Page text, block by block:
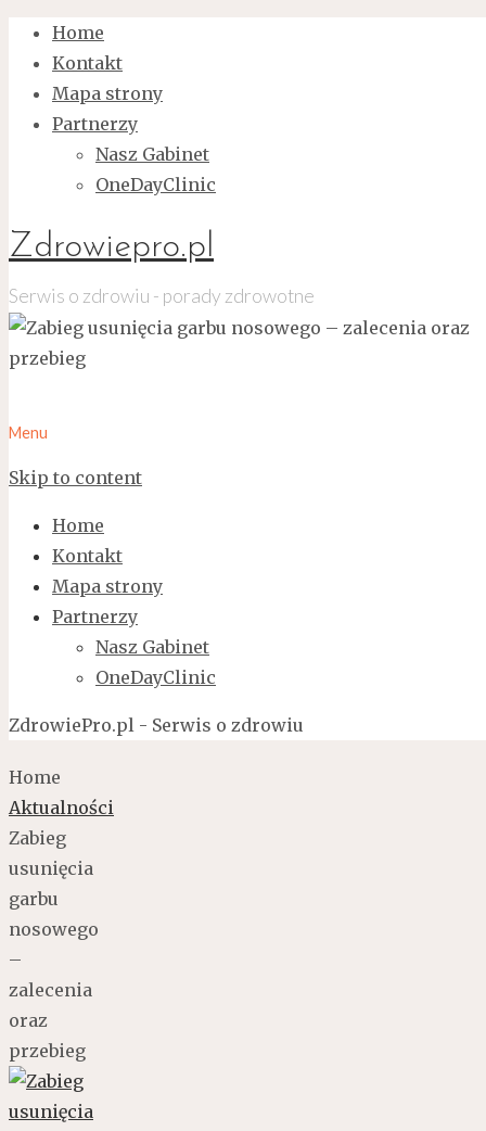
Home
Kontakt
Mapa strony
Partnerzy
Nasz Gabinet
OneDayClinic
Zdrowiepro.pl
Serwis o zdrowiu - porady zdrowotne
Menu
Skip to content
Home
Kontakt
Mapa strony
Partnerzy
Nasz Gabinet
OneDayClinic
ZdrowiePro.pl - Serwis o zdrowiu
Home
Aktualności
Zabieg
usunięcia
garbu
nosowego
–
zalecenia
oraz
przebieg